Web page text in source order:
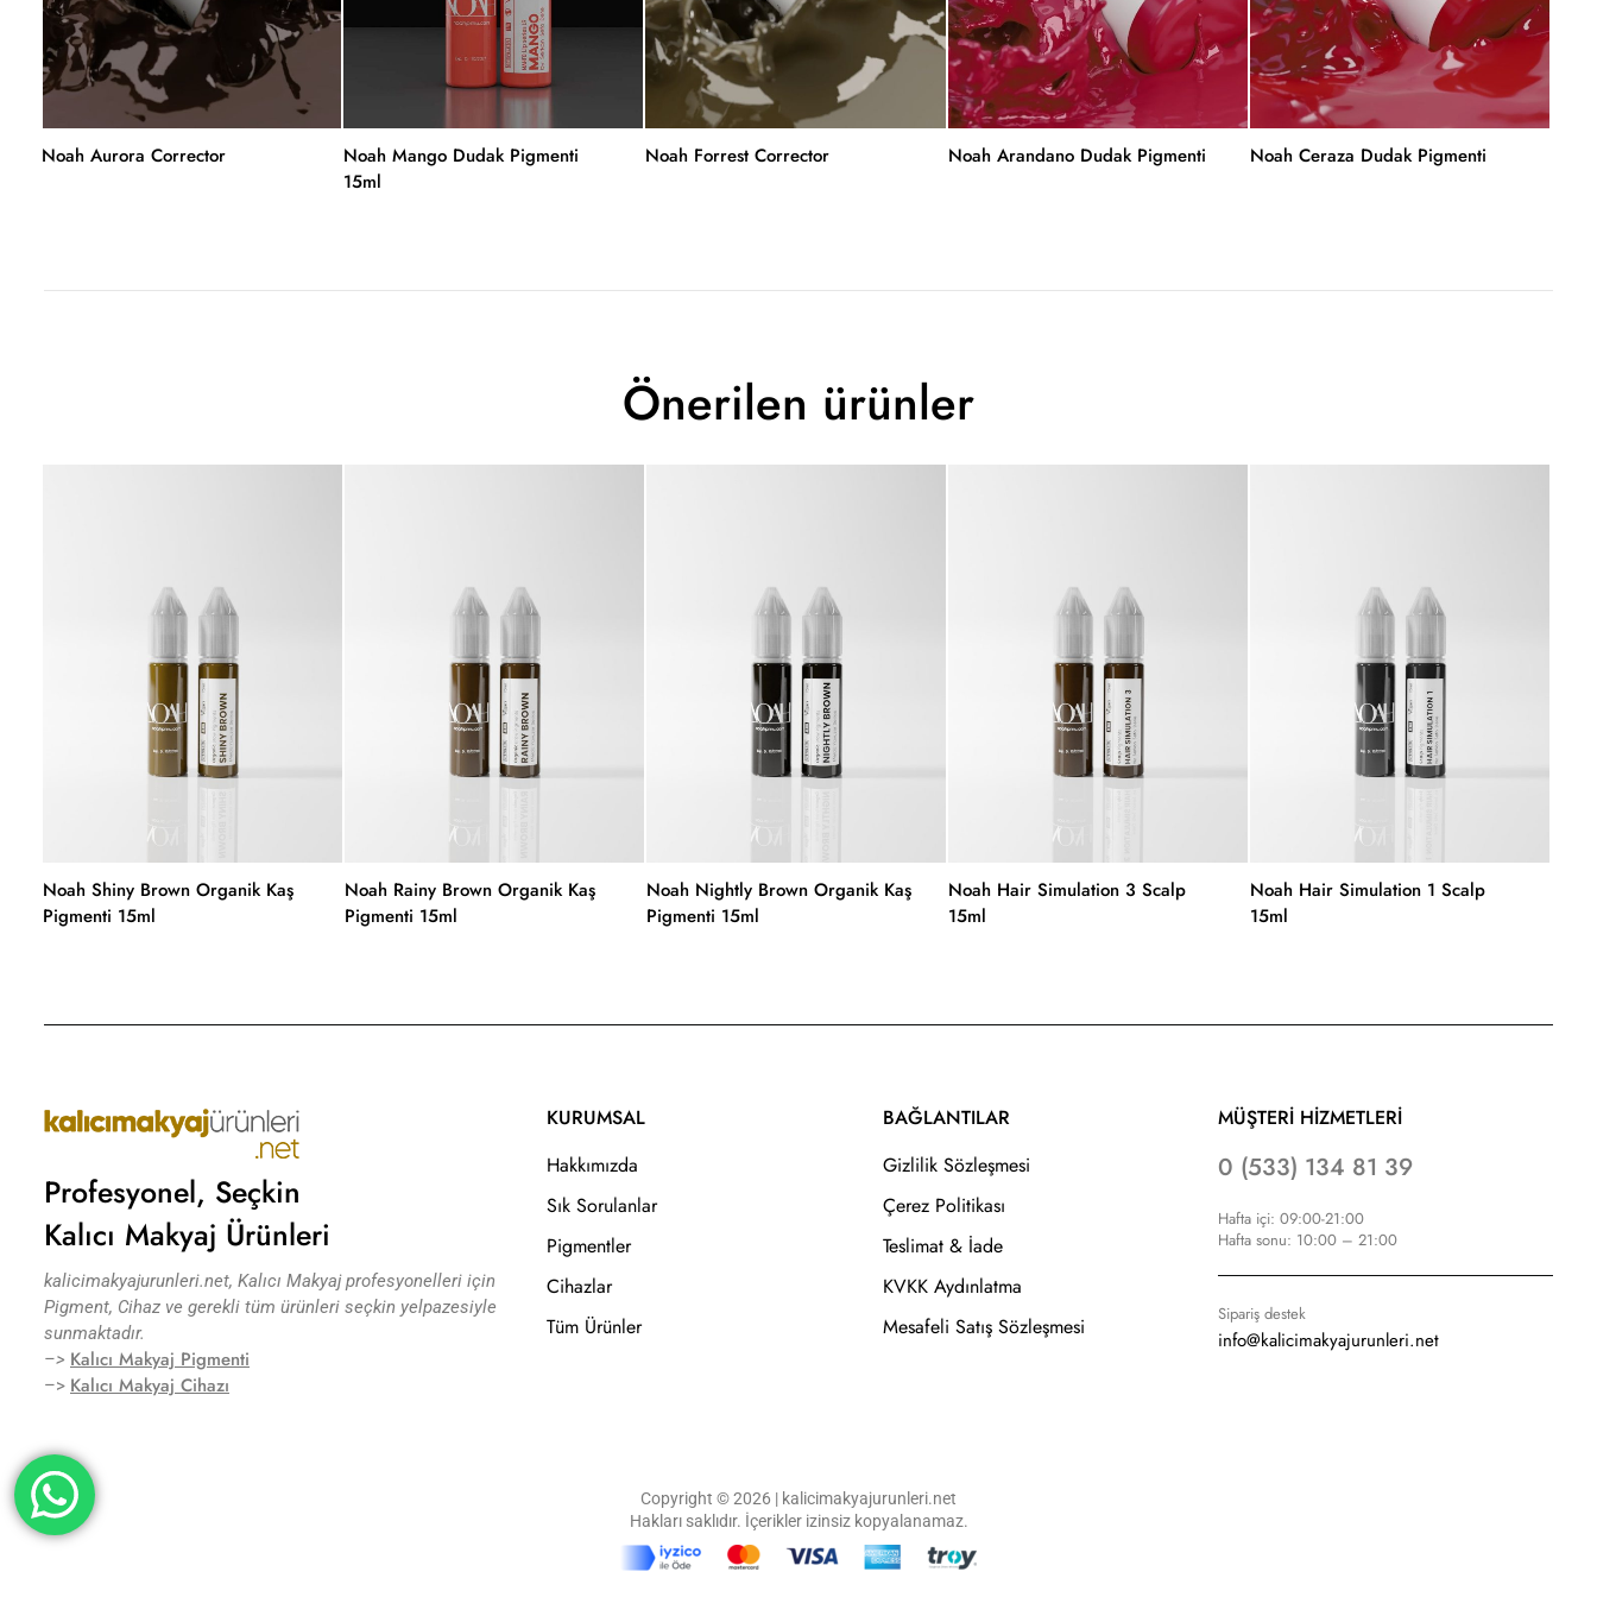
Noah Aurora Corrector
Noah Mango Dudak Pigmenti
15ml
Noah Forrest Corrector Noah Arandano Dudak Pigmenti Noah Ceraza Dudak Pigmenti
Önerilen ürünler
Noah Shiny Brown Organik Kaş
Pigmenti 15ml
Noah Rainy Brown Organik Kaş
Pigmenti 15ml
Noah Nightly Brown Organik Kaş
Pigmenti 15ml
Noah Hair Simulation 3 Scalp
15ml
Noah Hair Simulation 1 Scalp
15ml
Profesyonel, Seçkin
Kalıcı Makyaj Ürünleri
kalicimakyajurunleri.net, Kalıcı Makyaj profesyonelleri için
Pigment, Cihaz ve gerekli tüm ürünleri seçkin yelpazesiyle
sunmaktadır.
–> Kalıcı Makyaj Pigmenti
–> Kalıcı Makyaj Cihazı
KURUMSAL
Hakkımızda
Sık Sorulanlar
Pigmentler
Cihazlar
Tüm Ürünler
BAĞLANTILAR
Gizlilik Sözleşmesi
Çerez Politikası
Teslimat & İade
KVKK Aydınlatma
Mesafeli Satış Sözleşmesi
MÜŞTERİ HİZMETLERİ
0 (533) 134 81 39
Hafta içi: 09:00-21:00
Hafta sonu: 10:00 – 21:00
Sipariş destek
info@kalicimakyajurunleri.net
Copyright © 2026 | kalicimakyajurunleri.net
Hakları saklıdır. İçerikler izinsiz kopyalanamaz.